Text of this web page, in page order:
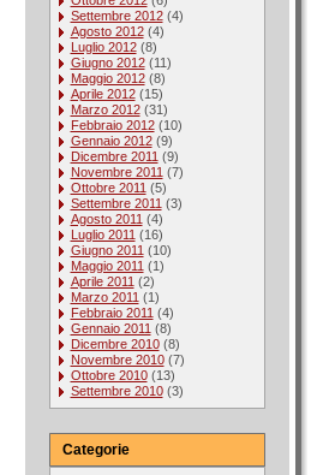
Settembre 2012(4)
Agosto 2012(4)
Luglio 2012(8)
Giugno 2012(11)
Maggio 2012(8)
Aprile 2012(15)
Marzo 2012(31)
Febbraio 2012(10)
Gennaio 2012(9)
Dicembre 2011 (9)
Novembre 2011 (7)
Ottobre 2011 (5)
Settembre 2011 (3)
Agosto 2011 (4)
Luglio 2011 (16)
Giugno 2011 (10)
Maggio 2011 (1)
Aprile 2011 (2)
Marzo 2011 (1)
Febbraio 2011 (4)
Gennaio 2011 (8)
Dicembre 2010(8)
Novembre 2010(7)
Ottobre 2010(13)
Settembre 2010(3)
Categorie